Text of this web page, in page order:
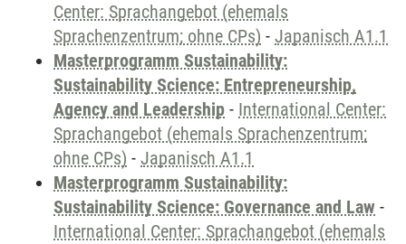
Center: Sprachangebot (ehemals
Sprachenzentrum; ohne CPs) - Japanisch A1.1
Masterprogramm Sustainability:
Sustainability Science: Entrepreneurship,
Agency and Leadership - International Center:
Sprachangebot (ehemals Sprachenzentrum;
ohne CPs) - Japanisch A1.1
Masterprogramm Sustainability:
Sustainability Science: Governance and Law -
International Center: Sprachangebot (ehemals